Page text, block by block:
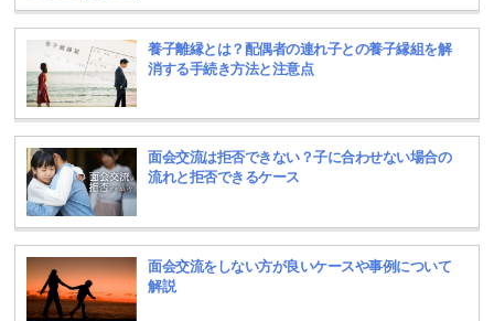
養子離縁とは？配偶者の連れ子との養子縁組を解
消する手続き方法と注意点
面会交流は拒否できない？子に合わせない場合の
流れと拒否できるケース
面会交流をしない方が良いケースや事例について
解説